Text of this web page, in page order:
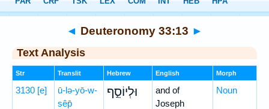
Hebrew> Deuteronomy 33:13
◄ Deuteronomy 33:13 ►
Text Analysis
Str Translit Hebrew English Morph
3130 [e]
ū-lə-yō-w-
sêp̄
וּלְיוֹסֵ֣ף
and of
Joseph
Noun